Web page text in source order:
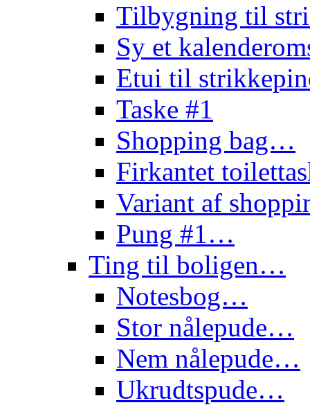
Tilbygning til
Sy et
Etui til
Taske #1
Shopping bag…
Firkantet
Variant af
Pung #1…
Ting til boligen…
Notesbog…
Stor nålepude…
Nem nålepude…
Ukrudtspude…